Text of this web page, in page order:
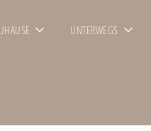
UNTERWEGS